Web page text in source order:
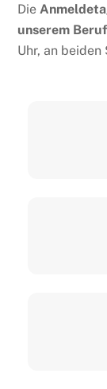
Die
unserem
Uhr, an